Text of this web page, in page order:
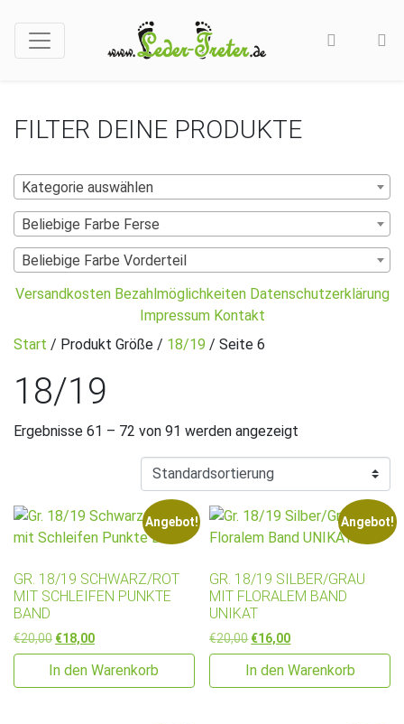
FILTER DEINE PRODUKTE
Kategorie auswählen
Beliebige Farbe Ferse
Beliebige Farbe Vorderteil
Versandkosten Bezahlmöglichkeiten Datenschutzerklärung
Impressum Kontakt
Start / Produkt Größe / 18/19 / Seite 6
18/19
Ergebnisse 61 – 72 von 91 werden angezeigt
Angebot!
GR. 18/19 SCHWARZ/ROT
MIT SCHLEIFEN PUNKTE
BAND
€20,00 Ursprünglicher Preis war: €20,00
€18,00Aktueller Preis ist: €18,00.
In den Warenkorb
Angebot!
GR. 18/19 SILBER/GRAU
MIT FLORALEM BAND
UNIKAT
€20,00 Ursprünglicher Preis war:
€16,00Aktueller Preis ist:
In den Warenkorb